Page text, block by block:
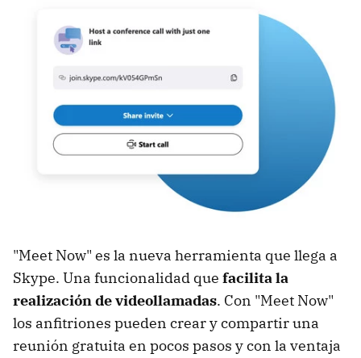
"Meet Now" es la nueva herramienta que llega a
Skype. Una funcionalidad que facilita la
realización de videollamadas. Con "Meet Now"
los anfitriones pueden crear y compartir una
reunión gratuita en pocos pasos y con la ventaja